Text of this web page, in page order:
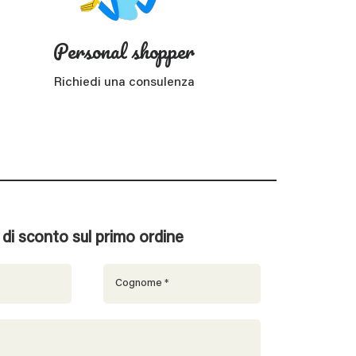
Personal shopper
Richiedi una consulenza
di sconto sul primo ordine